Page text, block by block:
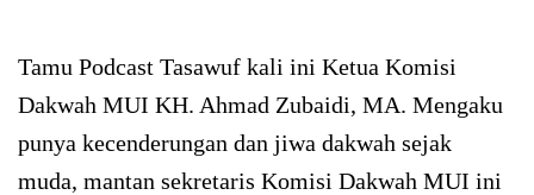
Tamu Podcast Tasawuf kali ini Ketua Komisi
Dakwah MUI KH. Ahmad Zubaidi, MA. Mengaku
punya kecenderungan dan jiwa dakwah sejak
muda, mantan sekretaris Komisi Dakwah MUI ini